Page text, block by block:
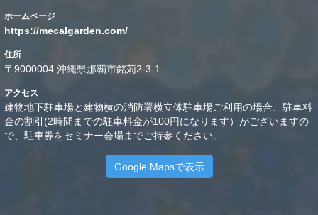
ホームページ
https://mecalgarden.com/
住所
〒9000004 沖縄県那覇市銘苅2-3-1
アクセス
建物地下駐車場と建物横の消防署横立体駐車場ご利用の場合、駐車料
金の割引(2時間までの駐車料金が100円になります）がございますの
で、駐車券をセミナー会場までご持参ください。
Google Mapsで表示